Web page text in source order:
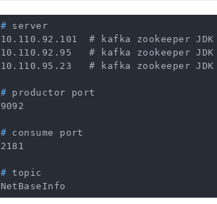
# server
10.110.92.101  # kafka zookeeper JDK
10.110.92.95   # kafka zookeeper JDK
# productor port
# consume port
# topic